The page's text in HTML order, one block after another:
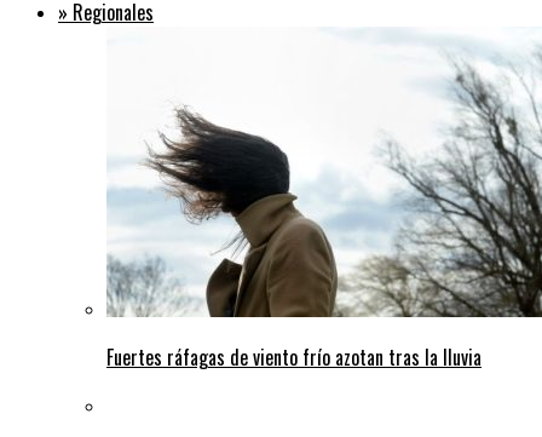
» Regionales
Fuertes ráfagas de viento frío azotan tras la lluvia